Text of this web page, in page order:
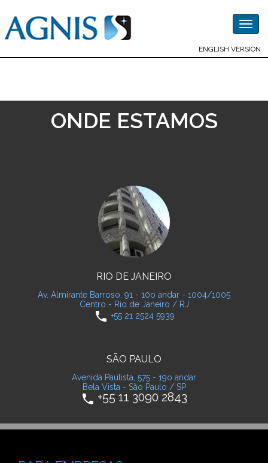
ENGLISH VERSION
ONDE ESTAMOS
RIO DE JANEIRO
Av. Almirante Barroso, 91 - 10o andar - 1004/1005
Centro - Rio de Janeiro / RJ
phone +55 21 2524 5939
SÃO PAULO
Avenida Paulista, 575 - 19o andar
Bela Vista - São Paulo / SP
phone +55 11 3090 2843